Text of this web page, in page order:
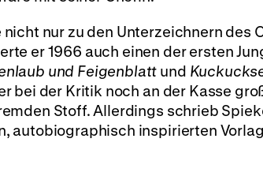
nicht nur zu den Unterzeichnern des
er 1966 auch einen der ersten
und Feigenblatt und
bei der Kritik noch an der Kasse
Stoff. Allerdings schrieb
autobiographisch inspirierten